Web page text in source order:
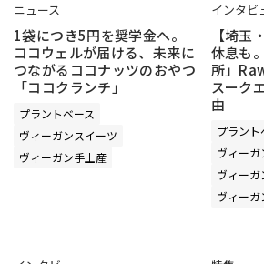
ニュース
1袋につき5円を奨学金へ。
ココウェルが届ける、未来に
つながるココナッツのおやつ
「ココクランチ」
プラントベース
ヴィーガンスイーツ
ヴィーガン手土産
インタビ
【埼玉
休息も
所」
スーク
由
プラント
ヴィーガ
ヴィーガ
ヴィーガ